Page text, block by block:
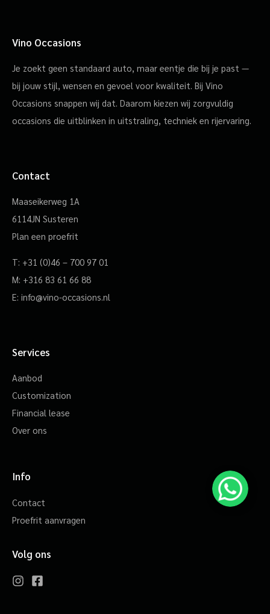
Vino Occasions
Je zoekt geen standaard auto, maar eentje die bij je past —
bij jouw stijl, wensen en gevoel voor kwaliteit. Bij Vino
Occasions snappen wij dat. Daarom kiezen wij zorgvuldig
occasions die uitblinken in uitstraling, techniek en rijervaring.
Contact
Maaseikerweg 1A
6114JN Susteren
Plan een proefrit
T: +31 (0)46 – 700 97 01
M: +316 83 61 66 88
E: info@vino-occasions.nl
Services
Aanbod
Customization
Financial lease
Over ons
Info
Contact
Proefrit aanvragen
Volg ons